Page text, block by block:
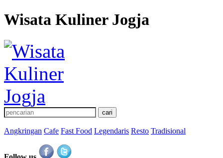
Wisata Kuliner Jogja
Angkringan Cafe Fast Food Legendaris Resto Tradisional